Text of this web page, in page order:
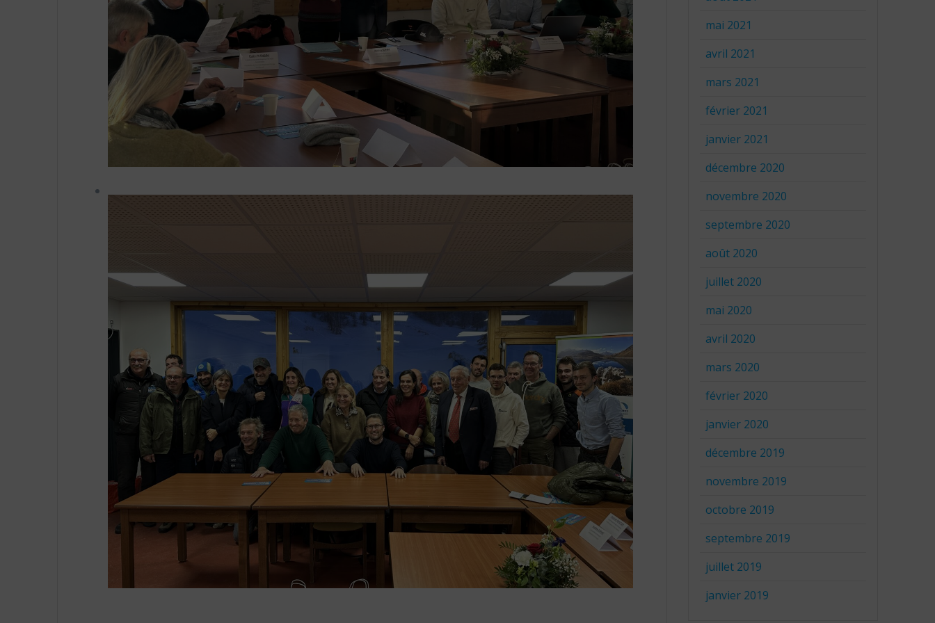
mai 2021
avril 2021
mars 2021
février 2021
janvier 2021
décembre 2020
novembre 2020
septembre 2020
août 2020
juillet 2020
mai 2020
avril 2020
mars 2020
février 2020
janvier 2020
décembre 2019
novembre 2019
octobre 2019
septembre 2019
juillet 2019
janvier 2019